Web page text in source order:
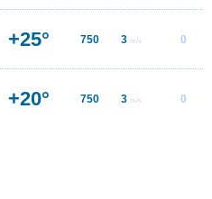
+25° 750 3 m/s 0
+20° 750 3 m/s 0